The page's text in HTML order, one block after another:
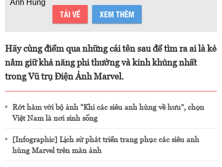
TẢI VỀ XEM THÊM
Hãy cùng điểm qua những cái tên sau để tìm ra ai là kẻ
nắm giữ khả năng phi thường và kinh khủng nhất
trong Vũ trụ Điện Ảnh Marvel.
Rớt hàm với bộ ảnh "Khi các siêu anh hùng về hưu", chọn
Việt Nam là nơi sinh sống
[Infographic] Lịch sử phát triển trang phục các siêu anh
hùng Marvel trên màn ảnh